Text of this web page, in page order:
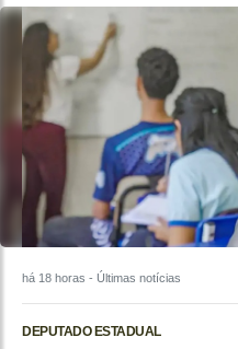
há 18 horas - Últimas notícias
DEPUTADO ESTADUAL